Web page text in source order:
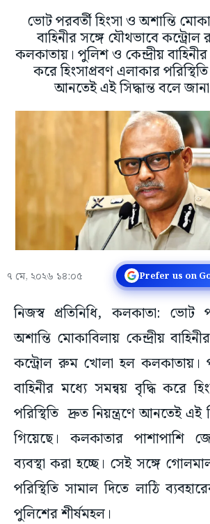
ভোট পরবর্তী হিংসা ও অশান্তি
বাহিনীর সঙ্গে যৌথভাবে
কলকাতায়। পুলিশ ও কেন্দ্রীয় বাহিনীর
করে হিংসাপ্রবণ এলাকার পরিস্থিতি
আনতেই এই সিদ্ধান্ত বলে
৭ মে, ২০২৬ ১৪:০৫ Prefer us on
নিজস্ব প্রতিনিধি, কলকাতা: ভোট
অশান্তি মোকাবিলায় কেন্দ্রীয়
কন্ট্রোল রুম খোলা হল কলকাতায়।
বাহিনীর মধ্যে সমন্বয় বৃদ্ধি করে
পরিস্থিতি দ্রুত নিয়ন্ত্রণে আনতেই এই
গিয়েছে। কলকাতার পাশাপাশি
ব্যবস্থা করা হচ্ছে। সেই সঙ্গে
পরিস্থিতি সামাল দিতে লাঠি
পুলিশের শীর্ষমহল।